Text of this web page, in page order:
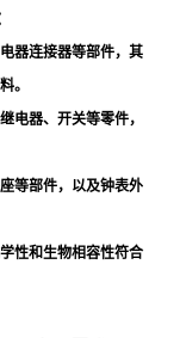
器连接器等部件，其
。
电器、开关等零件，
等部件，以及钟表外
性和生物相容性符合